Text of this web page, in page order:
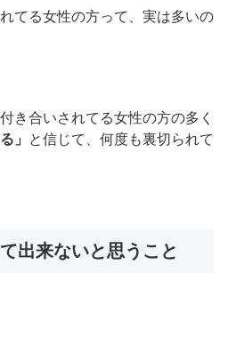
てる女性の方って、実は多いの
き合いされてる女性の方の多く
」
と信じて、何度も裏切られて
出来ないと思うこと